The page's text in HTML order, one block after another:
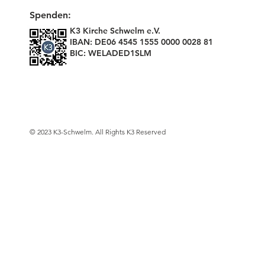
Spenden:
K3 Kirche Schwelm e.V.
IBAN: DE06 4545 1555 0000 0028 81
BIC: WELADED1SLM
© 2023 K3-Schwelm. All Rights K3 Reserved